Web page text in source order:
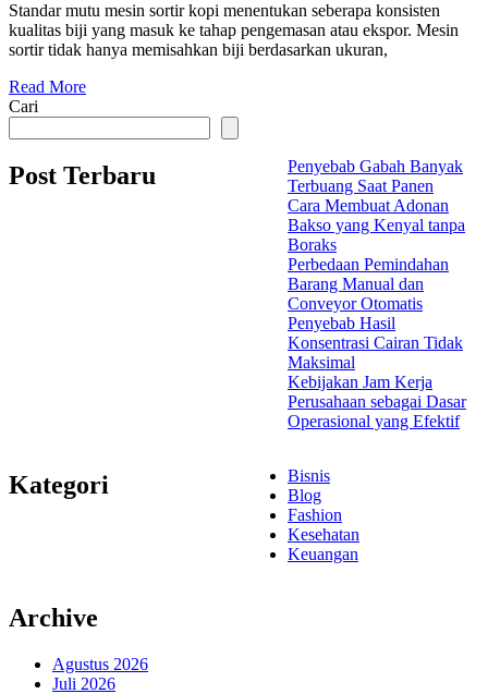
Standar mutu mesin sortir kopi menentukan seberapa konsisten
kualitas biji yang masuk ke tahap pengemasan atau ekspor. Mesin
sortir tidak hanya memisahkan biji berdasarkan ukuran,
Read More
Cari
Post Terbaru
Penyebab Gabah Banyak
Terbuang Saat Panen
Cara Membuat Adonan
Bakso yang Kenyal tanpa
Boraks
Perbedaan Pemindahan
Barang Manual dan
Conveyor Otomatis
Penyebab Hasil
Konsentrasi Cairan Tidak
Maksimal
Kebijakan Jam Kerja
Perusahaan sebagai Dasar
Operasional yang Efektif
Kategori
Bisnis
Blog
Fashion
Kesehatan
Keuangan
Archive
Agustus 2026
Juli 2026